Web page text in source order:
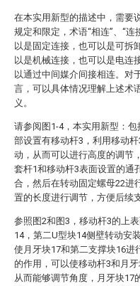
在本实用新型的描述中，需要
规定和限定，术语“相连”、“
以是固定连接，也可以是可拆
以是机械连接，也可以是电连
以通过中间媒介间接相连。对
言，可以具体情况理解上述术
义。
请参阅图1-4，本实用新型：
部设置有移动杆3，利用移动
动，从而可以进行高度的调节
套杆1和移动杆3表面设置的通
合，然后在转动固定螺母22进
置的长度进行调节，方便后续
参照图2和图3，移动杆3的上
14，第二U型块14侧壁转动安
使月牙块17和第二支撑块16进
的作用，可以使移动杆3和月
从而能够调节角度，月牙块17